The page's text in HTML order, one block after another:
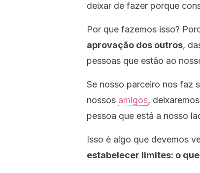
deixar de fazer porque
Por que fazemos isso?
aprovação dos outros,
pessoas que estão ao
Se nosso parceiro nos faz
nossos amigos,
pessoa que está a nosso
Isso é algo que devemos
estabelecer limites: o